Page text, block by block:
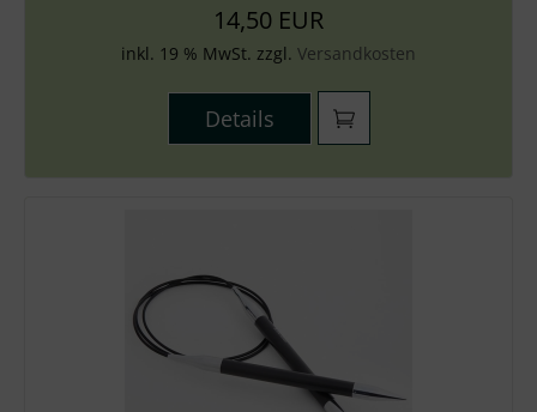
14,50 EUR
inkl. 19 % MwSt. zzgl. Versandkosten
Details